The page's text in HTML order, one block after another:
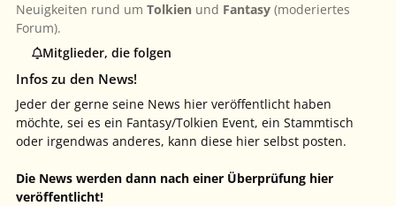
Neuigkeiten rund umTolkien und Fantasy (moderiertes
Forum).
Mitglieder, die folgen
Infos zu den News!
Jeder der gerne seine News hier veröffentlicht haben
möchte, sei es ein Fantasy/Tolkien Event, ein Stammtisch
oder irgendwas anderes, kann diese hier selbst posten.
Die News werden dann nach einer Überprüfung hier
veröffentlicht!